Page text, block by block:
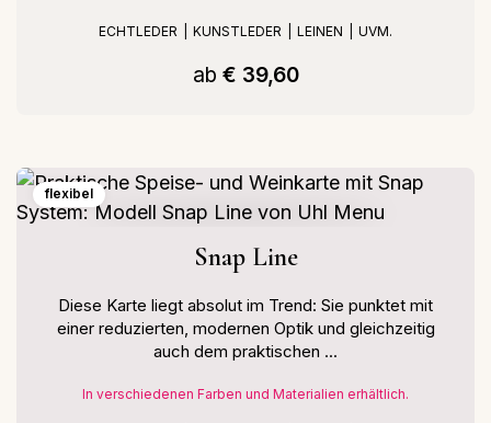
ECHTLEDER KUNSTLEDER LEINEN UVM.
ab € 39,60
flexibel
Snap Line
Diese Karte liegt absolut im Trend: Sie punktet mit
einer reduzierten, modernen Optik und gleichzeitig
auch dem praktischen ...
In verschiedenen Farben und Materialien erhältlich.